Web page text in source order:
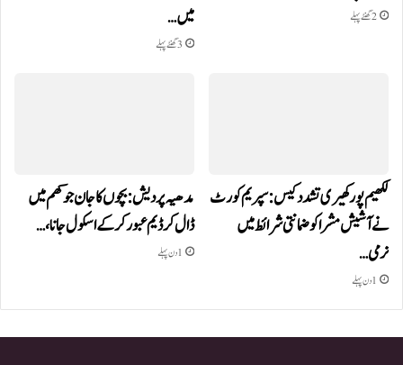
2 گھنٹے پہلے
میں…
3 گھنٹے پہلے
لکھیم پور کھیری تشدد کیس: سپریم کورٹ
نے آشیش مشرا کو ضمانتی شرائط میں
نرمی…
1 دن پہلے
مدھیہ پردیش: بچوں کا جان جوکھم میں
ڈال کر ڈیم عبور کر کے اسکول جانا،…
1 دن پہلے